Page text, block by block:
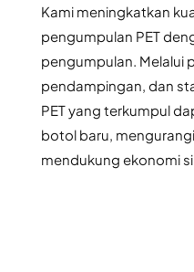
Kami meningkatkan
pengumpulan PET
pengumpulan. Melalui
pendampingan, dan
PET yang terkumpul
botol baru,
mendukung ekonomi